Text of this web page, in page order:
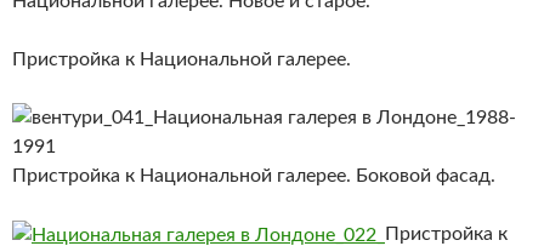
Пристройка к Национальной галерее.
Пристройка к Национальной галерее. Боковой фасад.
Пристройка к